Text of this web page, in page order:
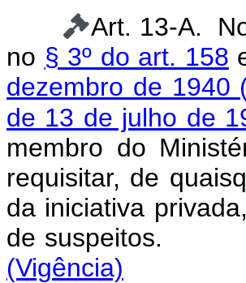
Art. 13-A.
no § 3º do art. 158
dezembro de 1940
de 13 de julho de
membro do
requisitar, de
da iniciativa
de
(Vigência)